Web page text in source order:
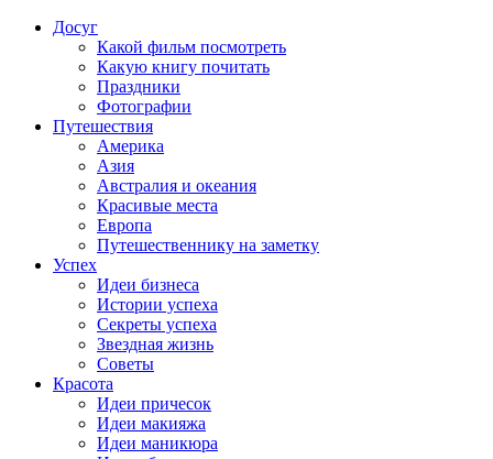
Досуг
Какой фильм посмотреть
Какую книгу почитать
Праздники
Фотографии
Путешествия
Америка
Азия
Австралия и океания
Красивые места
Европа
Путешественнику на заметку
Успех
Идеи бизнеса
Истории успеха
Секреты успеха
Звездная жизнь
Советы
Красота
Идеи причесок
Идеи макияжа
Идеи маникюра